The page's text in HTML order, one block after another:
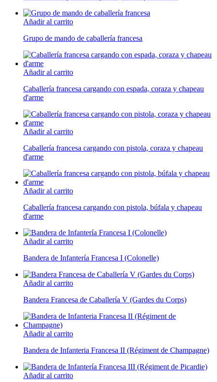
Añadir al carrito
Grupo de mando de caballería francesa
Añadir al carrito
Caballería francesa cargando con espada, coraza y chapeau
d'arme
Añadir al carrito
Caballería francesa cargando con pistola, coraza y chapeau
d'arme
Añadir al carrito
Caballería francesa cargando con pistola, búfala y chapeau
d'arme
Añadir al carrito
Bandera de Infantería Francesa I (Colonelle)
Añadir al carrito
Bandera Francesa de Caballería V (Gardes du Corps)
Añadir al carrito
Bandera de Infanteria Francesa II (Régiment de Champagne)
Añadir al carrito